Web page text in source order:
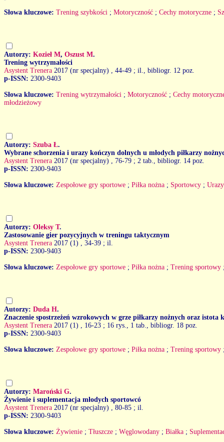
Słowa kluczowe: Trening szybkości ; Motoryczność ; Cechy motoryczne ;
Autorzy: Kozieł M, Oszust M.
Trening wytrzymałości
Asystent Trenera 2017 (nr specjalny)
, 44-49 ; il., bibliogr. 12 poz.
p-ISSN: 2300-9403
Słowa kluczowe: Trening wytrzymałości ; Motoryczność ; Cechy
młodzieżowy
Autorzy: Szuba Ł.
Wybrane schorzenia i urazy kończyn dolnych u młodych piłkarzy
Asystent Trenera 2017 (nr specjalny)
, 76-79 ; 2 tab., bibliogr. 14 poz.
p-ISSN: 2300-9403
Słowa kluczowe: Zespołowe gry sportowe ; Piłka nożna ; Sportowcy ; Urazy
Autorzy: Oleksy T.
Zastosowanie gier pozycyjnych w treningu taktycznym
Asystent Trenera 2017 (1)
, 34-39 ; il.
p-ISSN: 2300-9403
Słowa kluczowe: Zespołowe gry sportowe ; Piłka nożna ; Trening sportowy
Autorzy: Duda H.
Znaczenie spostrzeżeń wzrokowych w grze piłkarzy nożnych oraz
Asystent Trenera 2017 (1)
, 16-23 ; 16 rys., 1 tab., bibliogr. 18 poz.
p-ISSN: 2300-9403
Słowa kluczowe: Zespołowe gry sportowe ; Piłka nożna ; Trening sportowy
Autorzy: Maroński G.
Żywienie i suplementacja młodych sportowcó
Asystent Trenera 2017 (nr specjalny)
, 80-85 ; il.
p-ISSN: 2300-9403
Słowa kluczowe: Żywienie ; Tłuszcze ; Węglowodany ; Białka ;